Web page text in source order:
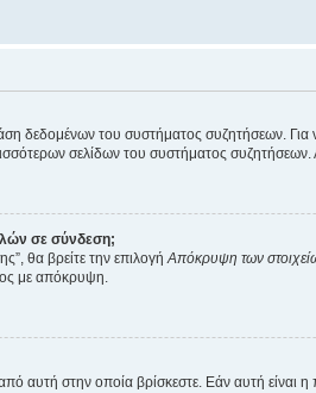
δεδομένων του συστήματος συζητήσεων.
σελίδων του συστήματος συζητήσεων.
σε σύνδεση;
θα βρείτε την επιλογήΑπόκρυψη των
με απόκρυψη.
αυτή στην οποία βρίσκεστε. Εάν αυτή